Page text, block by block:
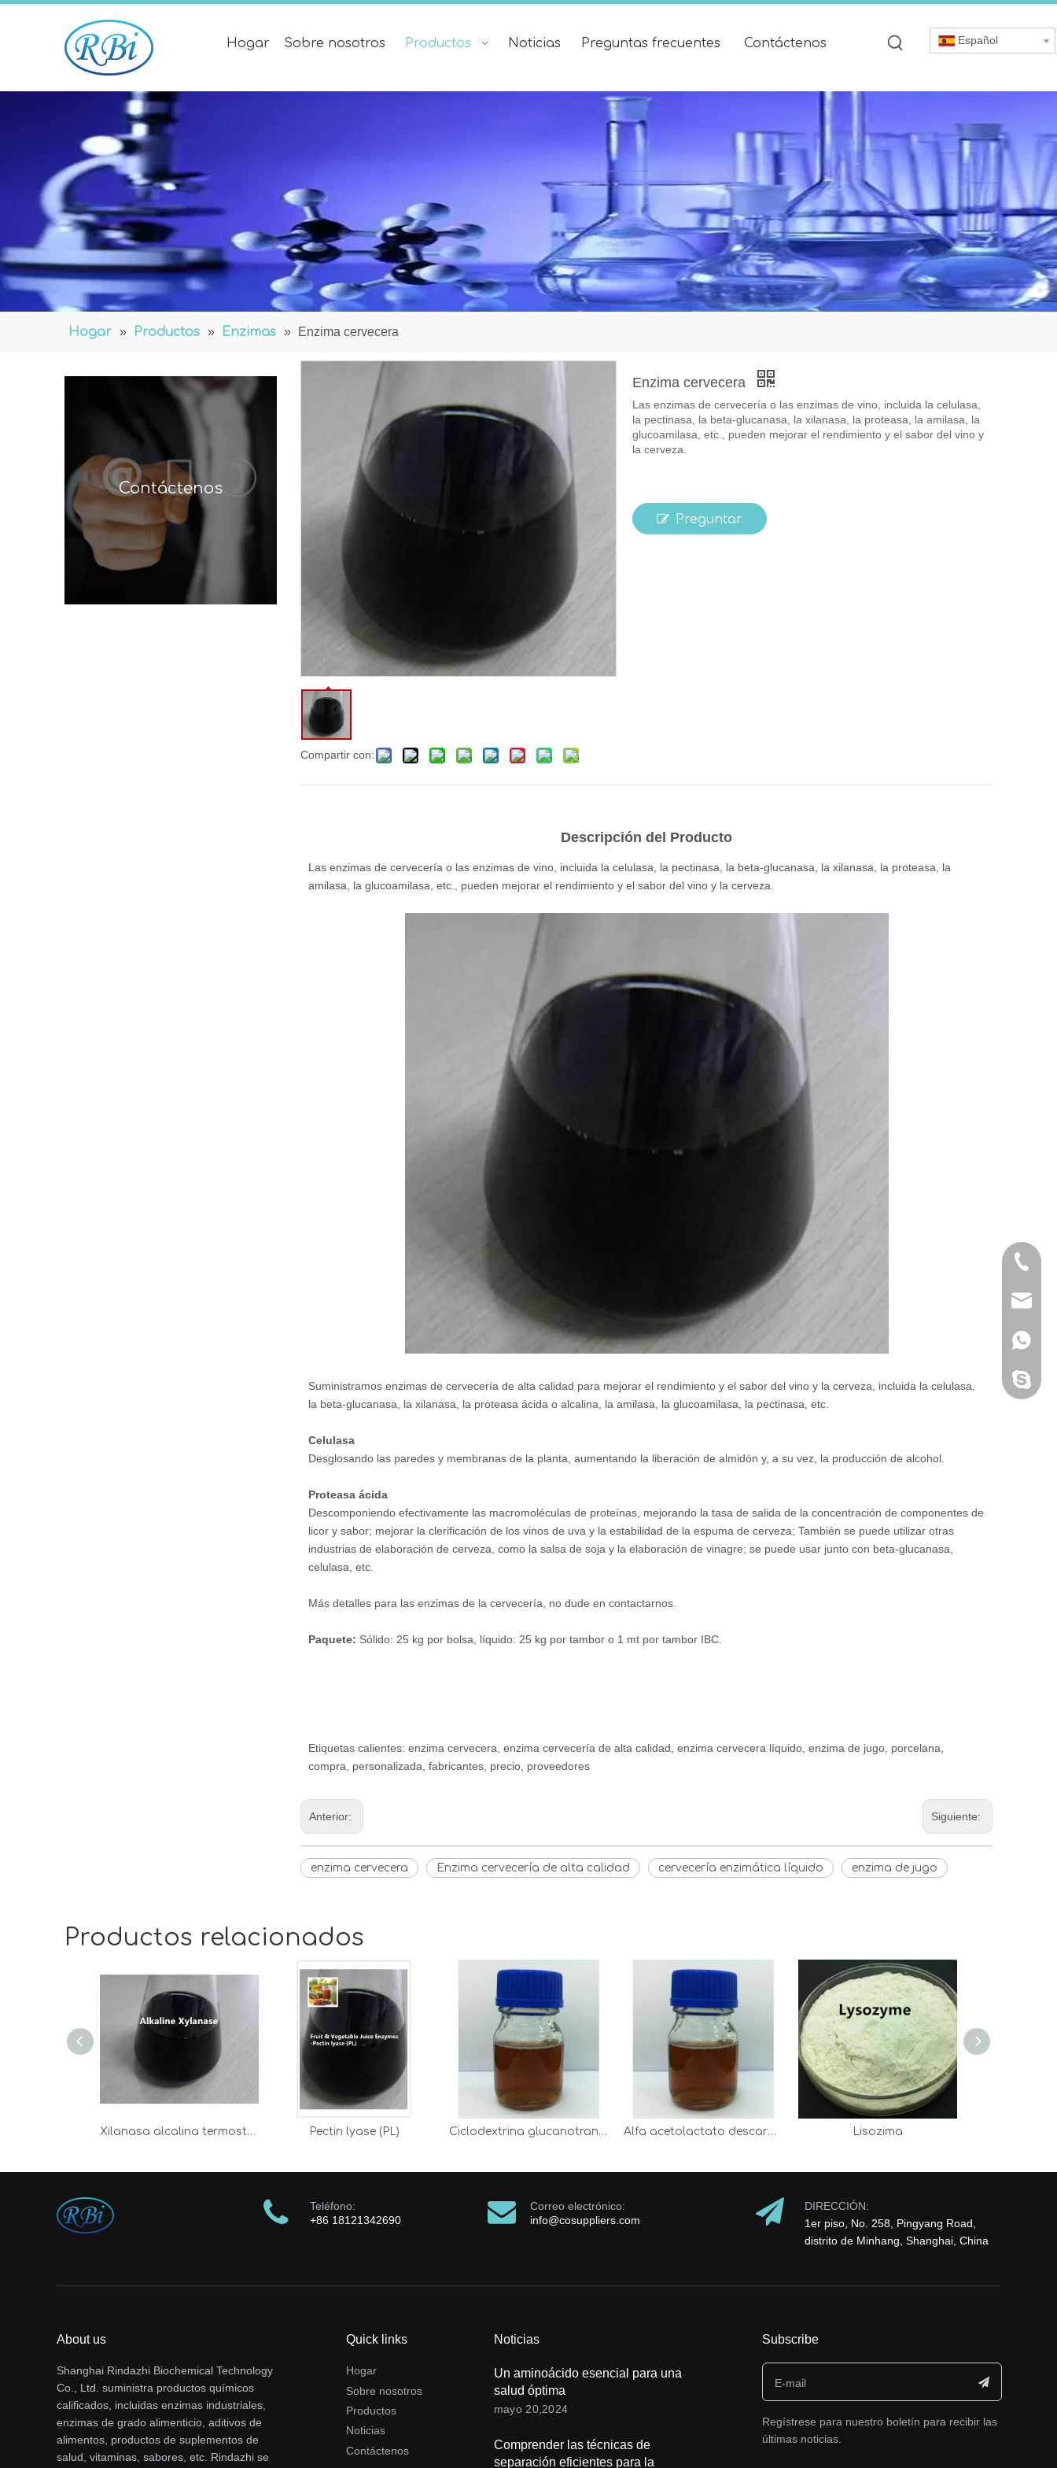
Hogar Sobre nosotros Productos Noticias Preguntas frecuentes Contáctenos Español
Hogar » Productos » Enzimas » Enzima cervecera
Contáctenos
Compartir con:
Enzima cervecera
Las enzimas de cervecería o las enzimas de vino, incluida la celulasa,
la pectinasa, la beta-glucanasa, la xilanasa, la proteasa, la amilasa, la
glucoamilasa, etc., pueden mejorar el rendimiento y el sabor del vino y
la cerveza.
Preguntar
Descripción del Producto
Las enzimas de cervecería o las enzimas de vino, incluida la celulasa, la pectinasa, la beta-glucanasa, la xilanasa, la proteasa, la
amilasa, la glucoamilasa, etc., pueden mejorar el rendimiento y el sabor del vino y la cerveza.
Suministramos enzimas de cervecería de alta calidad para mejorar el rendimiento y el sabor del vino y la cerveza, incluida la celulasa,
la beta-glucanasa, la xilanasa, la proteasa ácida o alcalina, la amilasa, la glucoamilasa, la pectinasa, etc.
Celulasa
Desglosando las paredes y membranas de la planta, aumentando la liberación de almidón y, a su vez, la producción de alcohol.
Proteasa ácida
Descomponiendo efectivamente las macromoléculas de proteínas, mejorando la tasa de salida de la concentración de componentes de
licor y sabor; mejorar la clerificación de los vinos de uva y la estabilidad de la espuma de cerveza; También se puede utilizar otras
industrias de elaboración de cerveza, como la salsa de soja y la elaboración de vinagre; se puede usar junto con beta-glucanasa,
celulasa, etc.
Más detalles para las enzimas de la cervecería, no dude en contactarnos.
Paquete: Sólido: 25 kg por bolsa, líquido: 25 kg por tambor o 1 mt por tambor IBC.
Etiquetas calientes: enzima cervecera, enzima cervecería de alta calidad, enzima cervecera líquido, enzima de jugo, porcelana,
compra, personalizada, fabricantes, precio, proveedores
Anterior: Siguiente:
enzima cervecera Enzima cervecería de alta calidad cervecería enzimática líquido enzima de jugo
Productos relacionados
Xilanasa alcalina termostable Pectin lyase (PL) Ciclodextrina glucanotransferasa Alfa acetolactato descarboxilasa Lisozima
Teléfono:
+86 18121342690
Correo electrónico:
info@cosuppliers.com
DIRECCIÓN:
1er piso, No. 258, Pingyang Road,
distrito de Minhang, Shanghai, China
About us
Shanghai Rindazhi Biochemical Technology
Co., Ltd. suministra productos químicos
calificados, incluidas enzimas industriales,
enzimas de grado alimenticio, aditivos de
alimentos, productos de suplementos de
salud, vitaminas, sabores, etc. Rindazhi se
Quick links
Hogar
Sobre nosotros
Productos
Noticias
Contáctenos
Noticias
Un aminoácido esencial para una
salud óptima
mayo 20,2024
Comprender las técnicas de
separación eficientes para la
Subscribe
Regístrese para nuestro boletín para recibir las
últimas noticias.
+86
+86